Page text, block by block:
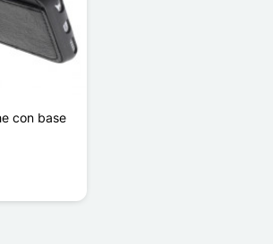
con base